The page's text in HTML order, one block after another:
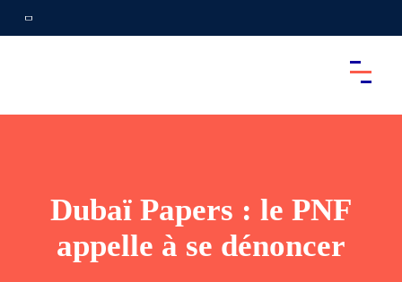
Dubaï Papers : le PNF
appelle à se dénoncer